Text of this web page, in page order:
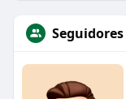
Seguidores